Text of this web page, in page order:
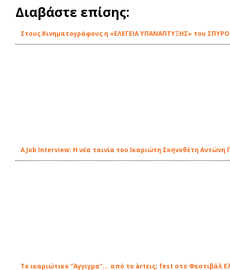
Διαβάστε επίσης:
Στους Κινηματογράφους η «ΕΛΕΓΕΙΑ ΥΠΑΝΑΠΤΥΞΗΣ» του
A Job Interview: Η νέα ταινία του Ικαριώτη Σκηνοθέτη
Το ικαριώτικο "Άγγιγμα"... από το àrtεις; fest στο Φεστιβάλ